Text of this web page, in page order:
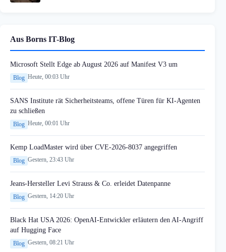
Aus Borns IT-Blog
Microsoft Stellt Edge ab August 2026 auf Manifest V3 um
Blog Heute, 00:03 Uhr
SANS Institute rät Sicherheitsteams, offene Türen für KI-Agenten
zu schließen
Blog Heute, 00:01 Uhr
Kemp LoadMaster wird über CVE-2026-8037 angegriffen
Blog Gestern, 23:43 Uhr
Jeans-Hersteller Levi Strauss & Co. erleidet Datenpanne
Blog Gestern, 14:20 Uhr
Black Hat USA 2026: OpenAI-Entwickler erläutern den AI-Angriff
auf Hugging Face
Blog Gestern, 08:21 Uhr